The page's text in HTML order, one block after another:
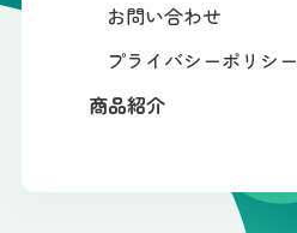
お問い合わせ
プライバシーポリシー
商品紹介
保育施設の方向け